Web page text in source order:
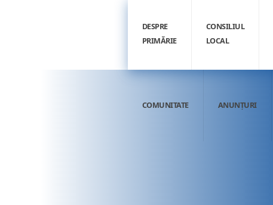
DESPRE
PRIMĂRIE
CONSILIUL
LOCAL
COMUNITATE ANUNȚURI